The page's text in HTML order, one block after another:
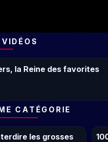
la Reine des favorites
CATÉGORIE
les grosses